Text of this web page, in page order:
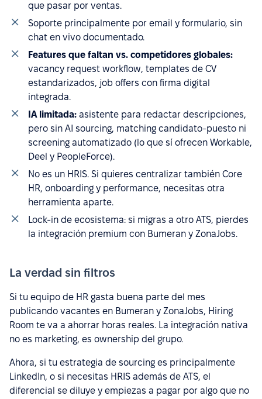
que pasar por ventas.
Soporte principalmente por email y formulario, sin
chat en vivo documentado.
Features que faltan vs. competidores globales:
vacancy request workflow, templates de CV
estandarizados, job offers con firma digital
integrada.
IA limitada: asistente para redactar descripciones,
pero sin AI sourcing, matching candidato-puesto ni
screening automatizado (lo que sí ofrecen Workable,
Deel y PeopleForce).
No es un HRIS. Si quieres centralizar también Core
HR, onboarding y performance, necesitas otra
herramienta aparte.
Lock-in de ecosistema: si migras a otro ATS, pierdes
la integración premium con Bumeran y ZonaJobs.
La verdad sin filtros
Si tu equipo de HR gasta buena parte del mes
publicando vacantes en Bumeran y ZonaJobs, Hiring
Room te va a ahorrar horas reales. La integración nativa
no es marketing, es ownership del grupo.
Ahora, si tu estrategia de sourcing es principalmente
LinkedIn, o si necesitas HRIS además de ATS, el
diferencial se diluye y empiezas a pagar por algo que no